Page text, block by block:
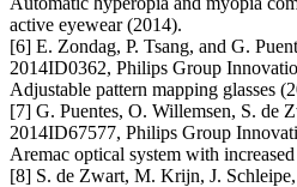
active eyewear (2014).
[6] E. Zondag, P. Tsang, and G.
2014ID0362, Philips Group
Adjustable pattern mapping glasses
[7] G. Puentes, O. Willemsen, S. de
2014ID67577, Philips Group
Aremac optical system with
[8] S. de Zwart, M. Krijn, J.